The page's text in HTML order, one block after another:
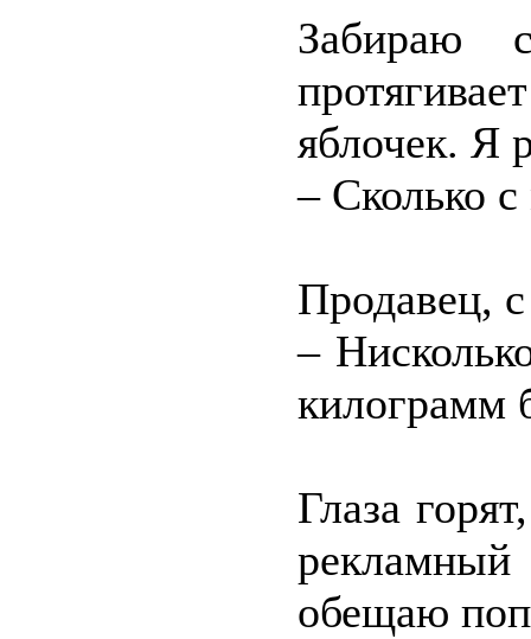
Забираю
яблочек. Я
– Сколько
Продавец,
–
килограмм
Глаза
обещаю